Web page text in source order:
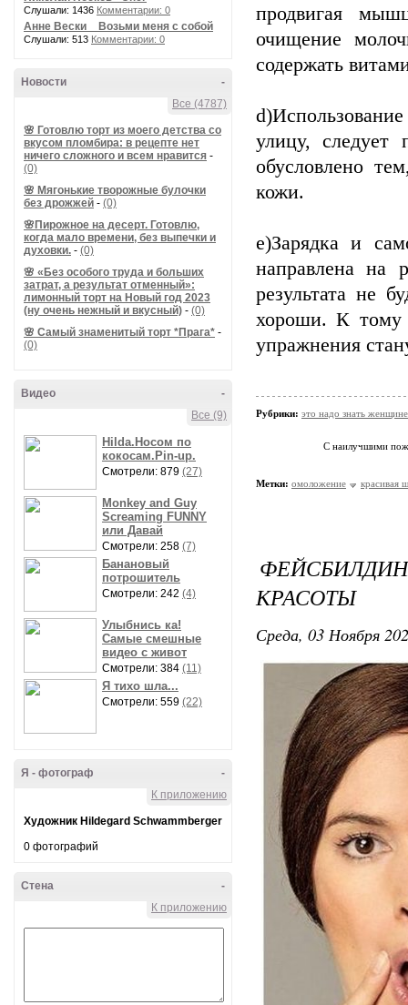
Слушали: 1436 Комментарии: 0
Анне Вески _ Возьми меня с собой
Слушали: 513 Комментарии: 0
-
Новости
Все (4787)
🌸 Готовлю торт из моего детства со
вкусом пломбира: в рецепте нет
ничего сложного и всем нравится -
(0)
🌸 Мягонькие творожные булочки
без дрожжей - (0)
🌸Пирожное на десерт. Готовлю,
когда мало времени, без выпечки и
духовки. - (0)
🌸 «Без особого труда и больших
затрат, а результат отменный»:
лимонный торт на Новый год 2023
(ну очень нежный и вкусный) - (0)
🌸 Самый знаменитый торт *Прага* -
(0)
-
Видео
Все (9)
Hilda.Носом по
кокосам.Pin-up.
Смотрели: 879 (27)
Monkey and Guy
Screaming FUNNY
или Давай
Смотрели: 258 (7)
Банановый
потрошитель
Смотрели: 242 (4)
Улыбнись ка!
Самые смешные
видео с живот
Смотрели: 384 (11)
Я тихо шла...
Смотрели: 559 (22)
-
Я - фотограф
К приложению
Художник Hildegard Schwammberger
0 фотографий
-
Стена
К приложению
продвигая
очищение
содержать
улицу, следует
обусловлено
кожи.
e)Зарядка и
направлена на
результата не
хороши. К тому
упражнения
Рубрики: это надо знать женщине
С наилучшими
Метки: омоложение красивая
КРАСОТЫ
Среда, 03 Ноября